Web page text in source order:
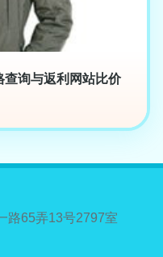
查询与返利网站比价
路65弄13号2797室